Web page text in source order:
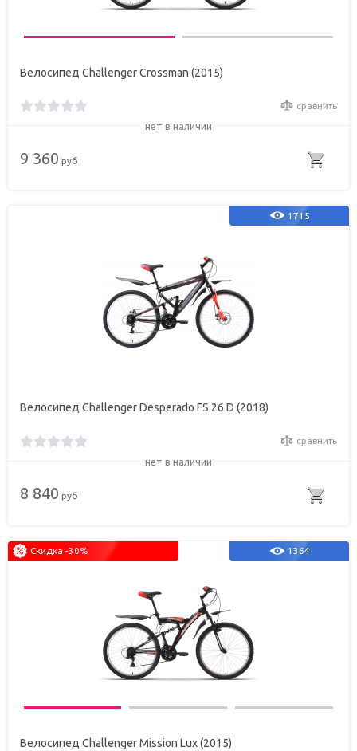
Велосипед Challenger Crossman (2015)
сравнить
нет в наличии
9 360 руб
1715
Велосипед Challenger Desperado FS 26 D (2018)
сравнить
нет в наличии
8 840 руб
1364
Скидка -30%
Велосипед Challenger Mission Lux (2015)